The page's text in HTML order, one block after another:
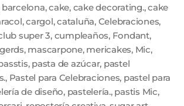
barcelona,cake, cake decorating.,cake
,cargol,cataluña, Celebraciones,
super 3, cumpleaños, Fondant,
gerds, mascarpone, mericakes, Mic,
, pasta de azúcar, pastel
, Pastel para Celebraciones, pastel para
de diseño, pastelería., pastis Mic,